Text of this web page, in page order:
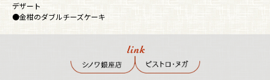
デザート
●金柑のダブルチーズケーキ